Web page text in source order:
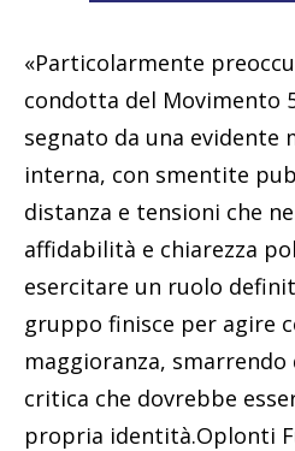
«Particolarmente
condotta del Movimento
segnato da una evidente
interna, con smentite
distanza e tensioni che
affidabilità e chiarezza
esercitare un ruolo
gruppo finisce per agire
maggioranza,
critica che dovrebbe
propria identità.Oplonti